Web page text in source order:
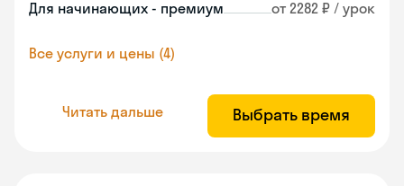
Для начинающих - премиум от 2282 ₽ / урок
Все услуги и цены (4)
Читать дальше Выбрать время